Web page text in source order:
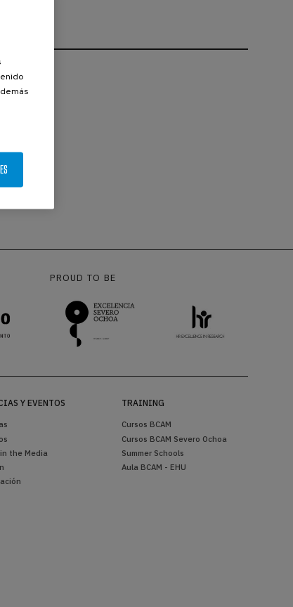
PROUD TO BE
Y EVENTOS
in the Media
TRAINING
Cursos BCAM
Cursos BCAM Severo Ochoa
Summer Schools
Aula BCAM - EHU